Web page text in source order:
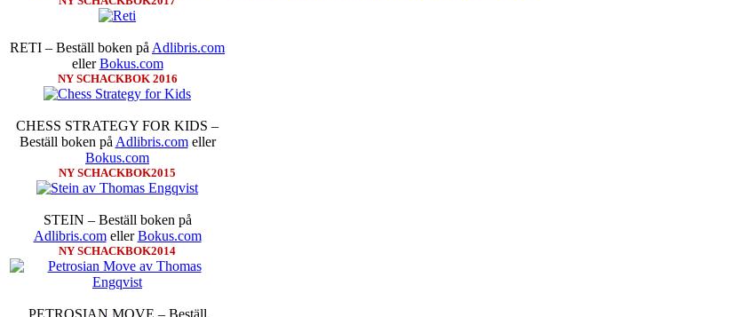
RETI – Beställ boken på Adlibris.com
ellerBokus.com
NY SCHACKBOK 2016
CHESS STRATEGY FOR KIDS –
Beställ boken på Adlibris.comeller
Bokus.com
NY SCHACKBOK2015
STEIN – Beställ boken på
Adlibris.comellerBokus.com
NY SCHACKBOK2014